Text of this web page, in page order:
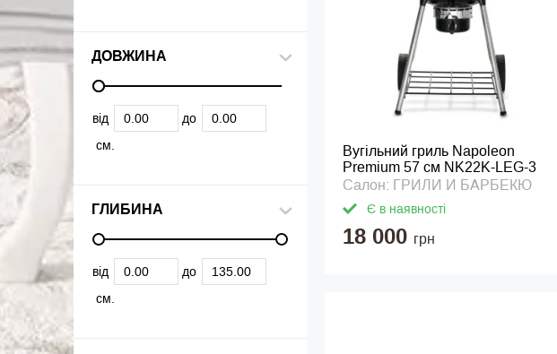
ДОВЖИНА
від
до
см.
ГЛИБИНА
від
до
см.
Вугільний гриль Napoleon
Premium 57 см NK22K-LEG-3
Салон: ГРИЛИ И БАРБЕКЮ
Є в наявності
18 000 грн